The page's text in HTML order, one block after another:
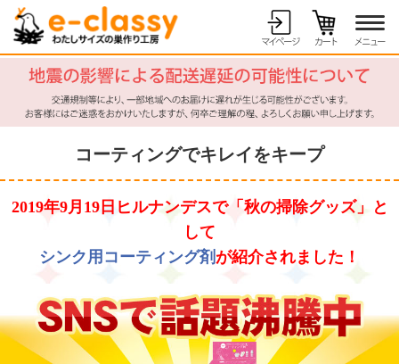
コーティングでキレイをキープ
2019年9月19日ヒルナンデスで「秋の掃除グッズ」と
して
シンク用コーティング剤 が紹介されました！